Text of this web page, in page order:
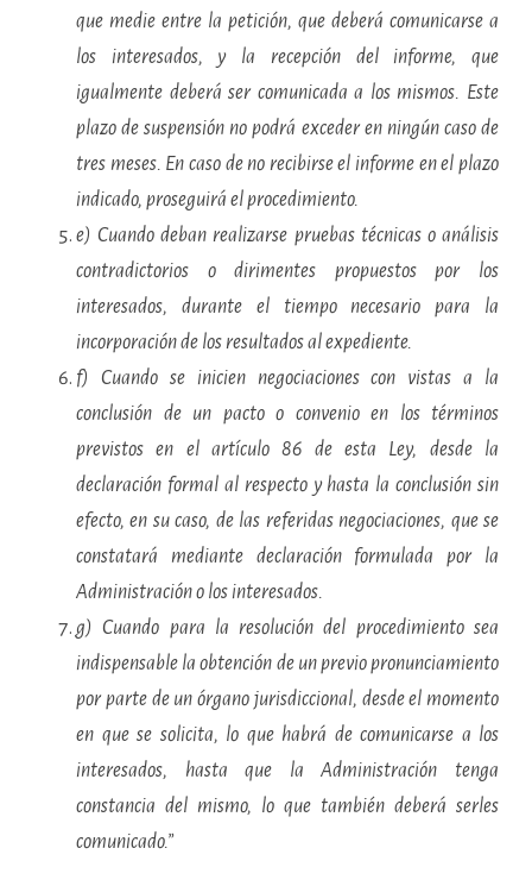
que medie entre la petición, que deberá comunicarse a
los interesados, y la recepción del informe, que
igualmente deberá ser comunicada a los mismos. Este
plazo de suspensión no podrá exceder en ningún caso de
tres meses. En caso de no recibirse el informe en el plazo
indicado, proseguirá el procedimiento.
e) Cuando deban realizarse pruebas técnicas o análisis
contradictorios o dirimentes propuestos por los
interesados, durante el tiempo necesario para la
incorporación de los resultados al expediente.
f) Cuando se inicien negociaciones con vistas a la
conclusión de un pacto o convenio en los términos
previstos en el artículo 86 de esta Ley, desde la
declaración formal al respecto y hasta la conclusión sin
efecto, en su caso, de las referidas negociaciones, que se
constatará mediante declaración formulada por la
Administración o los interesados.
g) Cuando para la resolución del procedimiento sea
indispensable la obtención de un previo pronunciamiento
por parte de un órgano jurisdiccional, desde el momento
en que se solicita, lo que habrá de comunicarse a los
interesados, hasta que la Administración tenga
constancia del mismo, lo que también deberá serles
comunicado.”